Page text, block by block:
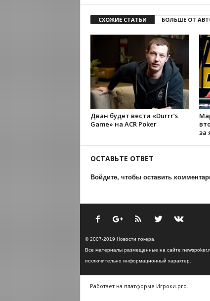
СХОЖИЕ СТАТЬИ БОЛЬШЕ ОТ
Дван будет вести «Durrr’s
Game» на ACR Poker
за
ОСТАВЬТЕ ОТВЕТ
Войдите, чтобы оставить
© 2007-2019 Новости покера.
Все материалы размещенные на сайте
исключительно информационный характер.
Работает на платформе Игроки.pro.